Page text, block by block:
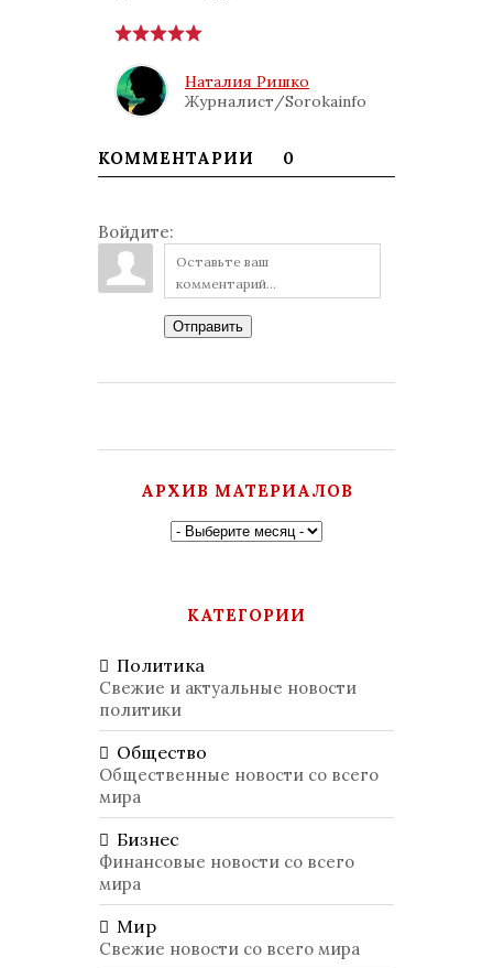
Наталия Ришко
Журналист/Sorokainfo
КОММЕНТАРИИ 0
Войдите:
Отправить
АРХИВ МАТЕРИАЛОВ
КАТЕГОРИИ
Политика
Свежие и актуальные новости
политики
Общество
Общественные новости со всего
мира
Бизнес
Финансовые новости со всего
мира
Мир
Свежие новости со всего мира